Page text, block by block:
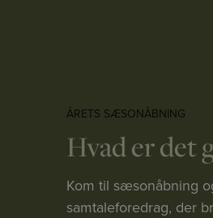
ÅRETS SÆSONÅBNING
Hvad er det
Kom til sæsonåbning
samtaleforedrag, der